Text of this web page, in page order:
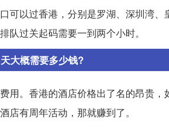
可以过香港，分别是罗湖、深圳湾
队过关起码需要一到两个小时。
大概需要多少钱?
用。香港的酒店价格出了名的昂贵
店有周年活动，那就赚到了。